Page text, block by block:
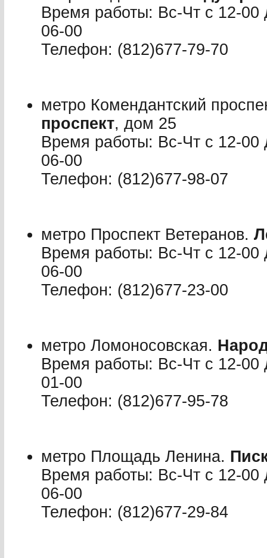
Время работы: Вс-Чт с 12-
06-00
Телефон: (812)677-79-70
метро Комендантский
проспект, дом 25
Время работы: Вс-Чт с 12-
06-00
Телефон: (812)677-98-07
метро Проспект Ветеранов.
Время работы: Вс-Чт с 12-
06-00
Телефон: (812)677-23-00
метро Ломоносовская.
Время работы: Вс-Чт с 12-
01-00
Телефон: (812)677-95-78
метро Площадь Ленина.
Время работы: Вс-Чт с 12-
06-00
Телефон: (812)677-29-84